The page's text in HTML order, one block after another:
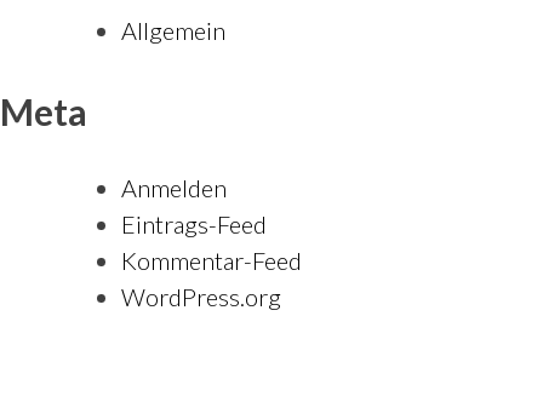
Allgemein
Meta
Anmelden
Eintrags-Feed
Kommentar-Feed
WordPress.org